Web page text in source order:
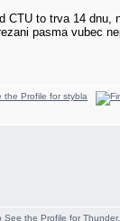
CTU to trva 14
pasma vubec